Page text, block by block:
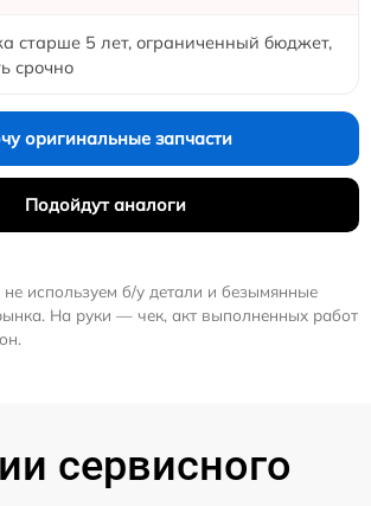
старше 5 лет, ограниченный бюджет,
срочно
оригинальные запчасти
Подойдут аналоги
используем б/у детали и безымянные
На руки — чек, акт выполненных работ
сервисного